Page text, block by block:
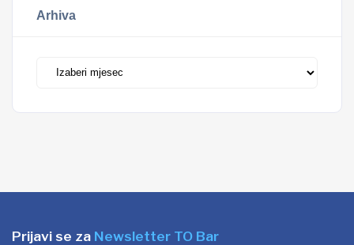
Arhiva
Prijavi se za Newsletter TO Bar